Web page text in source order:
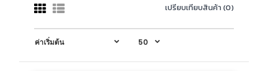
เปรียบเทียบสินค้า (0)